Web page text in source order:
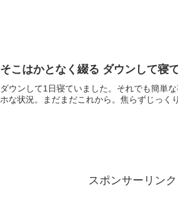
そこはかとなく綴る ダウンして寝
ダウンして1日寝ていました。それでも簡単
ホな状況。まだまだこれから。焦らずじっく
スポンサーリンク